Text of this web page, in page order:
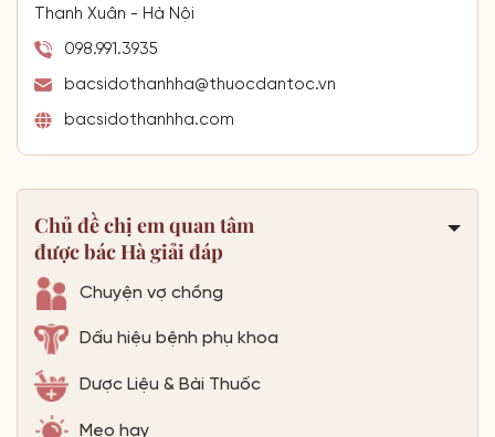
Thanh Xuân - Hà Nội
098.991.3935
bacsidothanhha@thuocdantoc.vn
bacsidothanhha.com
Chủ đề chị em quan tâm
được bác Hà giải đáp
Chuyện vợ chồng
Dấu hiệu bệnh phụ khoa
Dược Liệu & Bài Thuốc
Mẹo hay